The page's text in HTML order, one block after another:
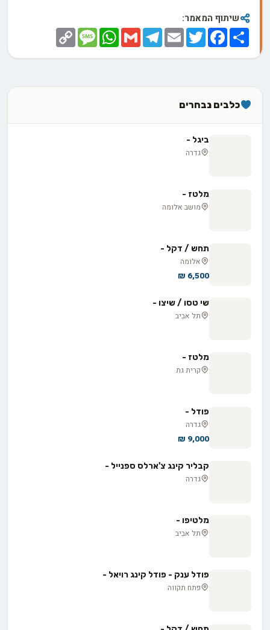
שיתוף המאמר:
Share
Facebook
Twitter
Email
Telegram
Gmail
WhatsApp
Message
Copy
Link
כלבים נבחרים
ביגל -
גדרה
מלטז -
מושב אלומה
תחש / דקל -
אלומה
6,500 ₪
שי טסו / שיצו -
תל אביב
מלטז -
קרית גת
פודל -
גדרה
9,000 ₪
קבליר קינג צ'ארלס ספנייל -
גדרה
מלטיפו -
תל אביב
פודל ענק - פודל קינג רויאל -
פתח תקווה